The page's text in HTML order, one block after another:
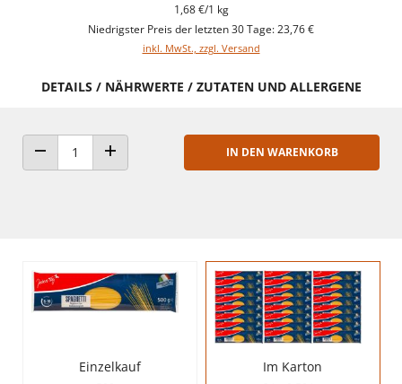
1,68 €/1 kg
Niedrigster Preis der letzten 30 Tage: 23,76 €
inkl. MwSt., zzgl. Versand
DETAILS / NÄHRWERTE / ZUTATEN UND ALLERGENE
ANZAHL VERRINGERNANZAHL ERHÖHEN
IN DEN WARENKORB
Einzelkauf Im Karton